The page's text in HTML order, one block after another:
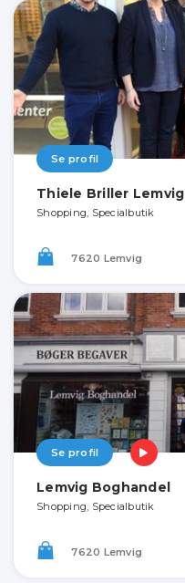
Se profil
Thiele Briller Lemvig
Shopping, Specialbutik
7620 Lemvig
Se profil
Lemvig Boghandel
Shopping, Specialbutik
7620 Lemvig